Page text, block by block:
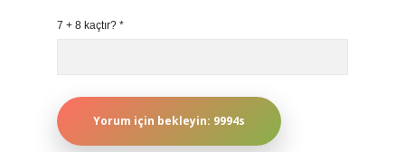
7 + 8 kaçtır? *